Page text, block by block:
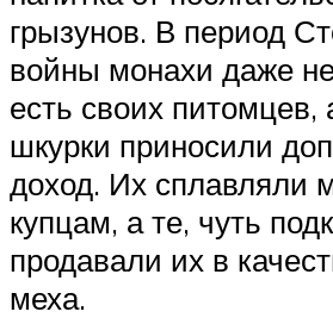
грызунов. В период
войны монахи даже
есть своих питомцев,
шкурки приносили
доход. Их сплавляли
купцам, а те, чуть
продавали их в
меха.